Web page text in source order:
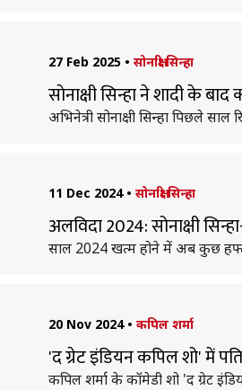
27 Feb 2025 • सोनाक्षी सिन्हा
साेनाक्षी सिन्हा ने शादी के
अभिनेत्री सोनाक्षी सिन्हा पिछले
11 Dec 2024 • सोनाक्षी सिन्हा
अलविदा 2024: सोनाक्षी
साल 2024 खत्म होने में अब कुछ हफ्ते
20 Nov 2024 • कपिल शर्मा
'द ग्रेट इंडियन कपिल शो' में
कपिल शर्मा के कॉमेडी शो 'द ग्रेट